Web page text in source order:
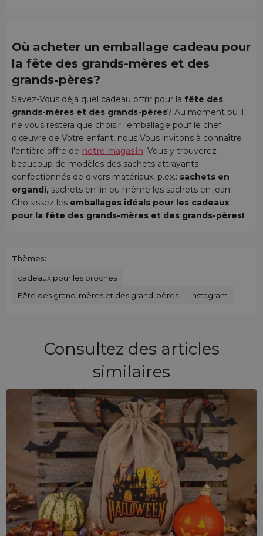
Où acheter un emballage cadeau pour
la fête des grands-mères et des
grands-pères?
Savez-Vous déjà quel cadeau offrir pour la fête des
grands-mères et des grands-pères? Au moment où il
ne vous restera que choisir l'emballage pouf le chef
d'œuvre de Votre enfant, nous Vous invitons à connaître
l'entière offre de notre magasin. Vous y trouverez
beaucoup de modèles des sachets attrayants
confectionnés de divers matériaux, p.ex.: sachets en
organdi, sachets en lin ou même les sachets en jean.
Choisissez les emballages idéals pour les cadeaux
pour la fête des grands-mères et des grands-pères!
Thèmes:
cadeaux pour les proches
Fête des grand-mères et des grand-pères
Instagram
Consultez des articles
similaires